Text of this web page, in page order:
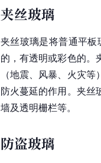
夹丝玻璃
夹丝玻璃是将普通平
的，有透明或彩色的。
（地震、风暴、火灾
防火蔓延的作用。夹丝
墙及透明栅栏等。
防盗玻璃